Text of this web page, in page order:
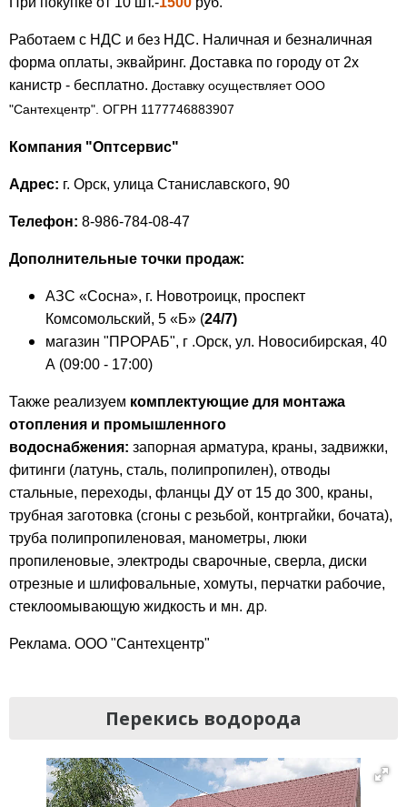
Работаем с НДС и без НДС. Наличная и безналичная
форма оплаты, эквайринг. Доставка по городу от 2х
канистр - бесплатно. Доставку осуществляет ООО
"Сантехцентр". ОГРН 1177746883907
Компания "Оптсервис"
Адрес: г. Орск, улица Станиславского, 90
Телефон: 8-986-784-08-47
Дополнительные точки продаж:
АЗС «Сосна», г. Новотроицк, проспект
Комсомольский, 5 «Б» (24/7)
магазин "ПРОРАБ", г .Орск, ул. Новосибирская, 40
А (09:00 - 17:00)
Также реализуем комплектующие для монтажа
отопления и промышленного
водоснабжения: запорная арматура, краны, задвижки,
фитинги (латунь, сталь, полипропилен), отводы
стальные, переходы, фланцы ДУ от 15 до 300, краны,
трубная заготовка (сгоны с резьбой, контргайки, бочата),
труба полипропиленовая, манометры, люки
пропиленовые, электроды сварочные, сверла, диски
отрезные и шлифовальные, хомуты, перчатки рабочие,
стеклоомывающую жидкость и мн. др.
Реклама. ООО "Сантехцентр"
Перекись водорода